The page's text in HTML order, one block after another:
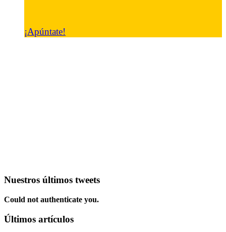
¡Apúntate!
Nuestros últimos tweets
Could not authenticate you.
Últimos artículos